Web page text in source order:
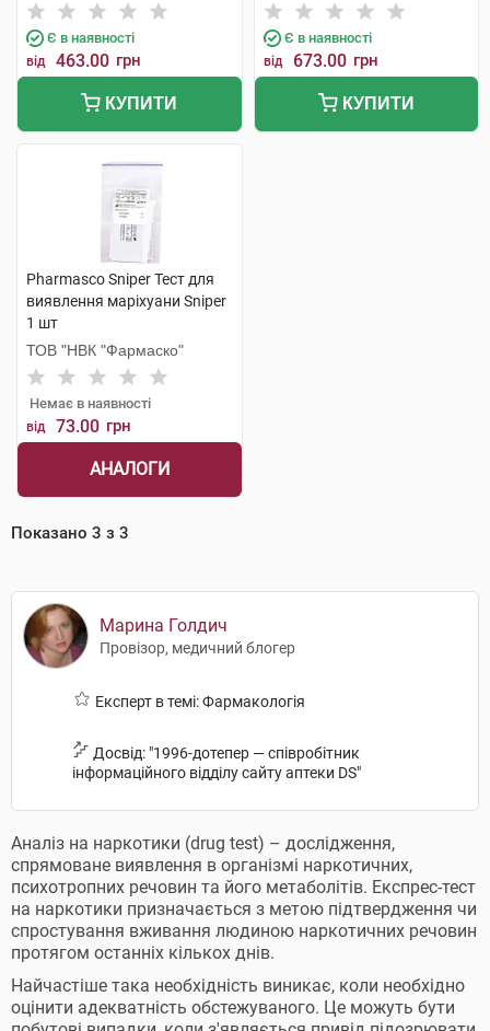
Є в наявності
від 463.00 грн
КУПИТИ
Є в наявності
від 673.00 грн
КУПИТИ
Pharmasco Sniper Тест для
виявлення маріхуани Sniper
1 шт
ТОВ "НВК "Фармаско"
Немає в наявності
від 73.00 грн
АНАЛОГИ
Показано 3 з 3
Марина Голдич
Провізор, медичний блогер
Експерт в темі: Фармакологія
Досвід: "1996-дотепер — співробітник
інформаційного відділу сайту аптеки DS"
Аналіз на наркотики (drug test) – дослідження,
спрямоване виявлення в організмі наркотичних,
психотропних речовин та його метаболітів. Експрес-тест
на наркотики призначається з метою підтвердження чи
спростування вживання людиною наркотичних речовин
протягом останніх кількох днів.
Найчастіше така необхідність виникає, коли необхідно
оцінити адекватність обстежуваного. Це можуть бути